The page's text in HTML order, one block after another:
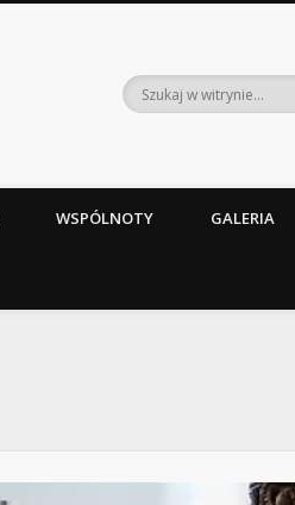
WSPÓLNOTY GALERIA